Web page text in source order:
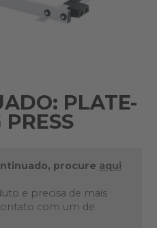
PLATE-
procure aqui
e precisa de mais
com um de